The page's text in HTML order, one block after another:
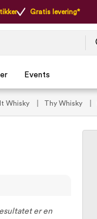
Gratis levering*
Events
Whisky Thy Whisky
er en